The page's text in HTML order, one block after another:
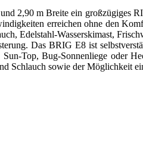
2,90 m Breite ein großzügiges
erreichen ohne den
Edelstahl-Wasserskimast,
Das BRIG E8 ist
Top, Bug-Sonnenliege oder
Schlauch sowie der Möglichkeit